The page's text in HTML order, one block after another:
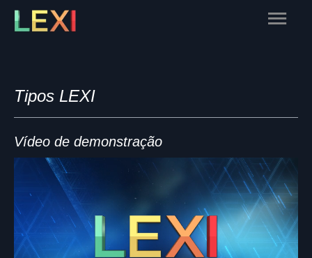
Skip
Main
Tipos LEXI
Vídeo de demonstração